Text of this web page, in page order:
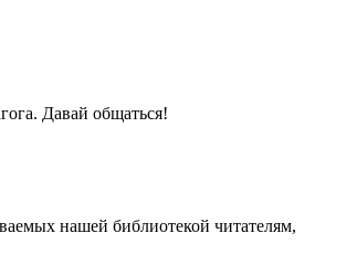
Давай общаться!
нашей библиотекой читателям,